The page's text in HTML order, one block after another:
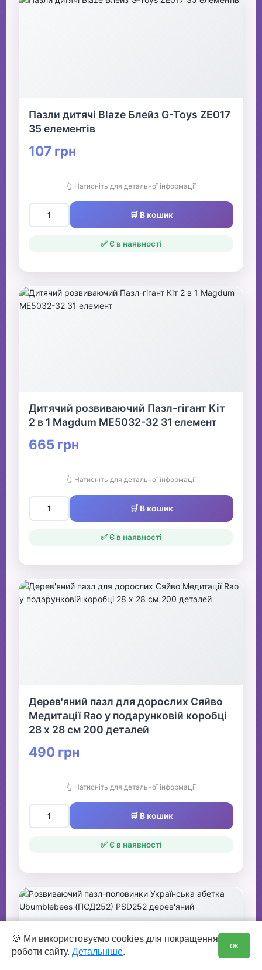
Пазли дитячі Blaze Блейз G-Toys ZE017
35 елементів
107 грн
👆 Натисніть для детальної інформації
🛒 В кошик
✅ Є в наявності
Дитячий розвиваючий Пазл-гігант Кіт
2 в 1 Magdum ME5032-32 31 елемент
665 грн
👆 Натисніть для детальної інформації
🛒 В кошик
✅ Є в наявності
Дерев'яний пазл для дорослих Сяйво
Медитації Rao у подарунковій коробці
28 x 28 см 200 деталей
490 грн
👆 Натисніть для детальної інформації
🛒 В кошик
✅ Є в наявності
🍪 Ми використовуємо cookies для покращення
роботи сайту. Детальніше.
ок
0